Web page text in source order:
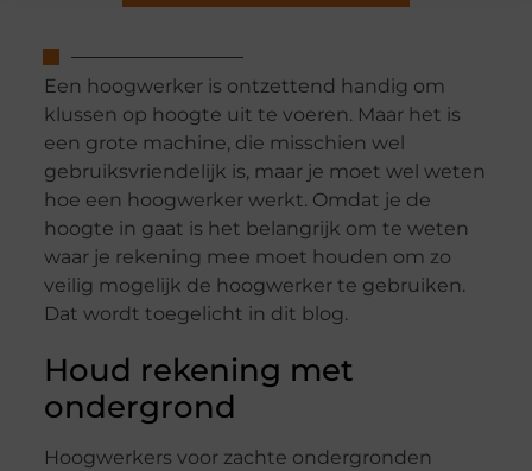
Een hoogwerker is ontzettend handig om
klussen op hoogte uit te voeren. Maar het is
een grote machine, die misschien wel
gebruiksvriendelijk is, maar je moet wel weten
hoe een hoogwerker werkt. Omdat je de
hoogte in gaat is het belangrijk om te weten
waar je rekening mee moet houden om zo
veilig mogelijk de hoogwerker te gebruiken.
Dat wordt toegelicht in dit blog.
Houd rekening met
ondergrond
Hoogwerkers voor zachte ondergronden